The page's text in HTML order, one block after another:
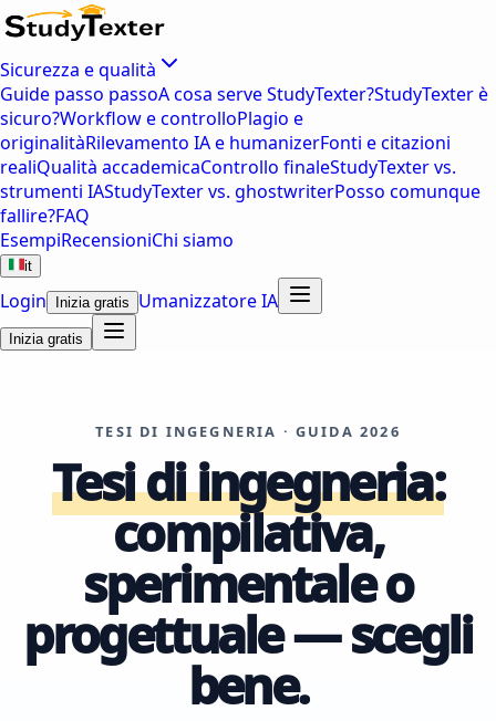
Sicurezza e qualità
Guide passo passoA cosa serve StudyTexter?StudyTexter è
sicuro?Workflow e controlloPlagio e
originalitàRilevamento IA e humanizerFonti e citazioni
realiQualità accademicaControllo finaleStudyTexter vs.
strumenti IAStudyTexter vs. ghostwriterPosso comunque
fallire?FAQ
EsempiRecensioniChi siamo
it
Login Inizia gratis Umanizzatore IA
Inizia gratis
TESI DI INGEGNERIA · GUIDA 2026
Tesi di ingegneria:
compilativa,
sperimentale o
progettuale — scegli
bene.